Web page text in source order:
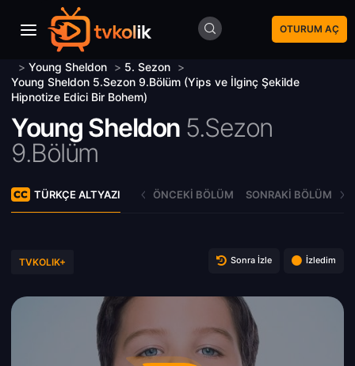
OTURUM AÇ
> Young Sheldon > 5. Sezon >
Young Sheldon 5.Sezon 9.Bölüm (Yips ve İlginç Şekilde
Hipnotize Edici Bir Bohem)
Young Sheldon 5.Sezon
9.Bölüm
TÜRKÇE ALTYAZI ÖNCEKI BÖLÜM SONRAKI BÖLÜM
TVKOLIK+ Sonra İzle İzledim